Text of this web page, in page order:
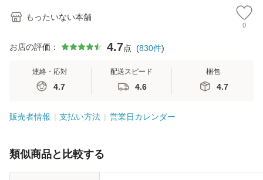
もったいない本舗
0
お店の評価： 4.7点 (830件)
連絡・応対
4.7
配送スピード
4.6
梱包
4.7
販売者情報 支払い方法 営業日カレンダー
類似商品と比較する